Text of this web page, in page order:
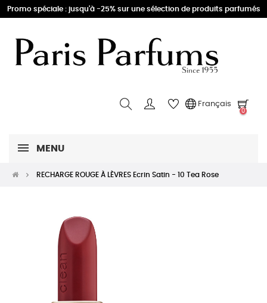
Promo spéciale : jusqu'à -25% sur une sélection de produits parfumés
Français
0
MENU
RECHARGE ROUGE À LÈVRES Ecrin Satin - 10 Tea Rose